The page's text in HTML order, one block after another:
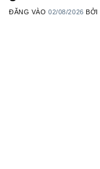
ĐĂNG VÀO02/08/2026 BỞI